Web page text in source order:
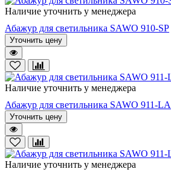
Наличие уточнить у менеджера
Абажур для светильника SAWO 910-SP
Уточнить цену
Наличие уточнить у менеджера
Абажур для светильника SAWO 911-LA
Уточнить цену
Наличие уточнить у менеджера